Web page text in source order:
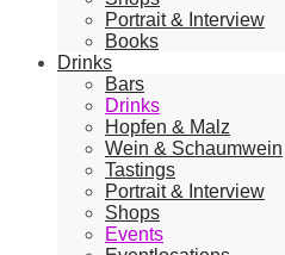
Portrait & Interview
Books
Drinks
Bars
Drinks
Hopfen & Malz
Wein & Schaumwein
Tastings
Portrait & Interview
Shops
Events